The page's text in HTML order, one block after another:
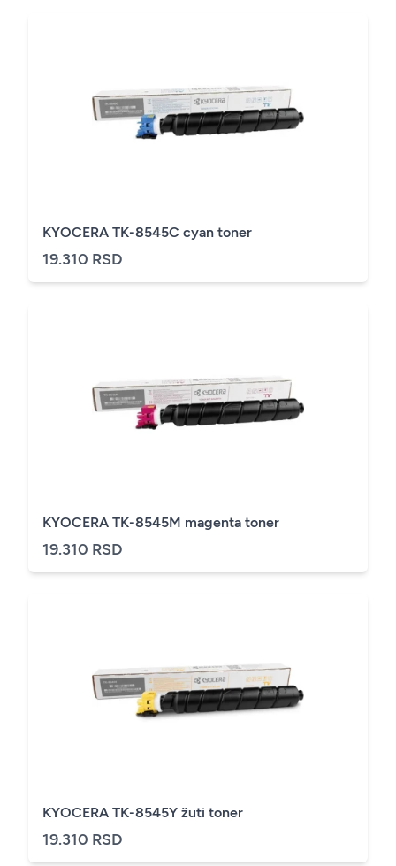
KYOCERA TK-8545C cyan toner
19.310 RSD
KYOCERA TK-8545M magenta toner
19.310 RSD
KYOCERA TK-8545Y žuti toner
19.310 RSD